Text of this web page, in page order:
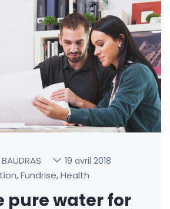
19 avril 2018
, Fundrise, Health
pure water for